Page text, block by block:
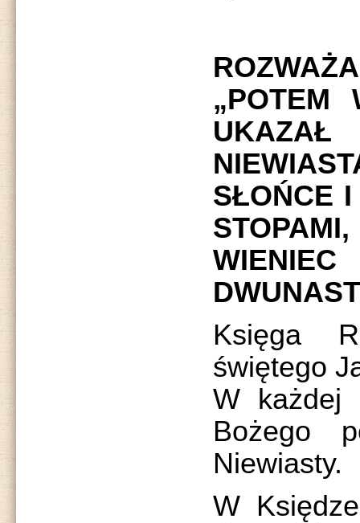
„POTEM
SŁOŃCE
Księga
świętego
W każdej
Bożego
Niewiasty.
W